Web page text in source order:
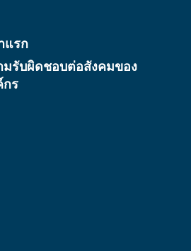
แรก
มรับผิดชอบต่อสังคมของ
กร